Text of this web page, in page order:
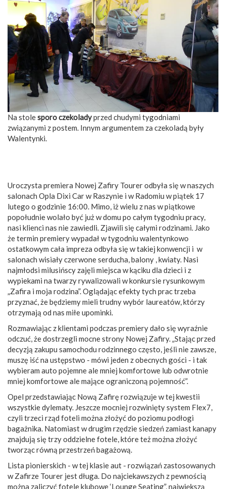
Na stolesporo czekoladyprzed chudymi tygodniami
związanymi z postem. Innym argumentem za czekoladą były
Walentynki.
Uroczysta premiera Nowej Zafiry Tourer odbyła się w naszych
salonach Opla Dixi Car w Raszynie i w Radomiu w piątek 17
lutego o godzinie 16:00. Mimo, iż wielu z nas w piątkowe
popołudnie wolało być już w domu po całym tygodniu pracy,
nasi klienci nas nie zawiedli. Zjawili się całymi rodzinami. Jako
że termin premiery wypadał w tygodniu walentynkowo
ostatkowym cała impreza odbyła się w takiej konwencji i w
salonach wisiały czerwone serducha, balony , kwiaty. Nasi
najmłodsi milusińscy zajęli miejsca w kąciku dla dzieci i z
wypiekami na twarzy rywalizowali w konkursie rysunkowym
„Zafira i moja rodzina”. Oglądając efekty tych prac trzeba
przyznać, że będziemy mieli trudny wybór laureatów, którzy
otrzymają od nas miłe upominki.
Rozmawiając z klientami podczas premiery dało się wyraźnie
odczuć, że dostrzegli mocne strony Nowej Zafiry. „Stając przed
decyzją zakupu samochodu rodzinnego często, jeśli nie zawsze,
muszę iść na ustępstwo - mówi jeden z obecnych gości - i tak
wybieram auto pojemne ale mniej komfortowe lub odwrotnie
mniej komfortowe ale mające ograniczoną pojemność”.
Opel przedstawiając Nową Zafirę rozwiązuje w tej kwestii
wszystkie dylematy. Jeszcze mocniej rozwinięty system Flex7,
czyli trzeci rząd foteli można złożyć do poziomu podłogi
bagażnika. Natomiast w drugim rzędzie siedzeń zamiast kanapy
znajdują się trzy oddzielne fotele, które też można złożyć
tworząc równą przestrzeń bagażową.
Lista pionierskich - w tej klasie aut - rozwiązań zastosowanych
w Zafirze Tourer jest długa. Do najciekawszych z pewnością
można zaliczyć fotele klubowe ‘Lounge Seating”, największą